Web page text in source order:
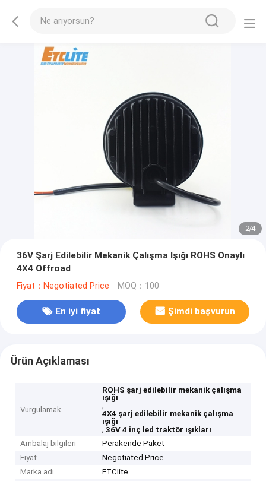
2/4
36V Şarj Edilebilir Mekanik Çalışma Işığı ROHS Onaylı
4X4 Offroad
Fiyat：Negotiated Price MOQ：100
En iyi fiyat Şimdi başvurun
Ürün Açıklaması
Vurgulamak
ROHS şarj edilebilir mekanik çalışma
ışığı
,
4X4 şarj edilebilir mekanik çalışma
ışığı
,36V 4 inç led traktör ışıkları
Ambalaj bilgileri
Perakende Paket
Fiyat
Negotiated Price
Marka adı
ETClite